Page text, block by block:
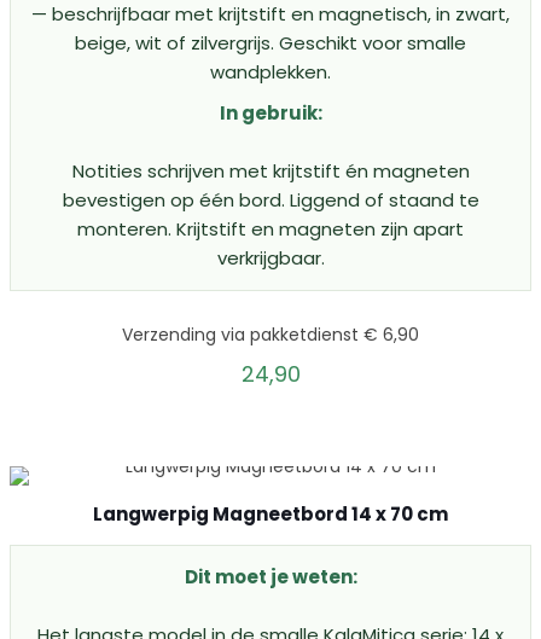
— beschrijfbaar met krijtstift en magnetisch, in zwart,
beige, wit of zilvergrijs. Geschikt voor smalle
wandplekken.
In gebruik:
Notities schrijven met krijtstift én magneten
bevestigen op één bord. Liggend of staand te
monteren. Krijtstift en magneten zijn apart
verkrijgbaar.
Verzending via pakketdienst € 6,90
24,90
Langwerpig Magneetbord 14 x 70 cm
Dit moet je weten: